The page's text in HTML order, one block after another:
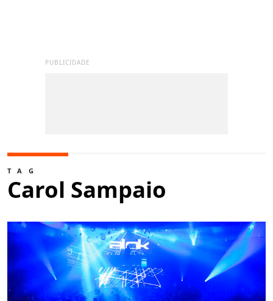
PUBLICIDADE
TAG
Carol Sampaio